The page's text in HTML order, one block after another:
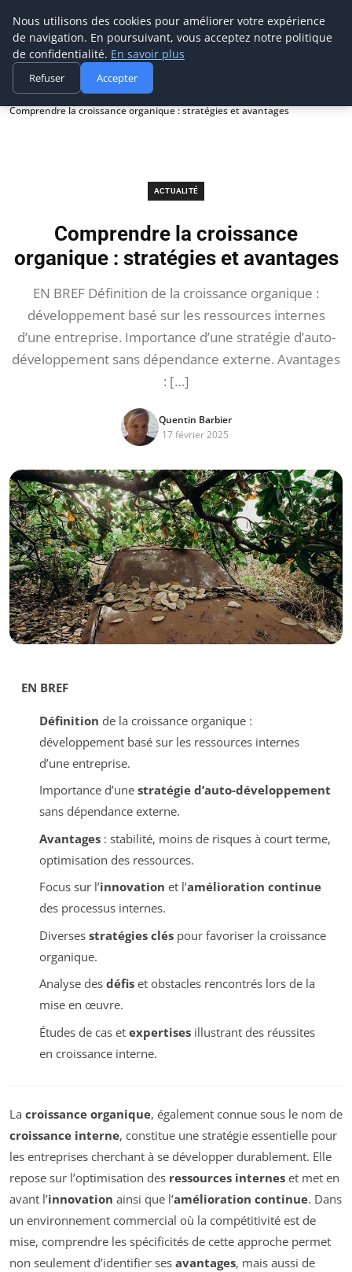
Prospection Pro
Accueil
Actualité
Comprendre la croissance organique : stratégies et avantages
ACTUALITÉ
Comprendre la croissance
organique : stratégies et avantages
EN BREF Définition de la croissance organique :
développement basé sur les ressources internes
d’une entreprise. Importance d’une stratégie d’auto-
développement sans dépendance externe. Avantages
: […]
Quentin Barbier
17 février 2025
EN BREF
Définition de la croissance organique :
développement basé sur les ressources internes
d’une entreprise.
Importance d’une stratégie d’auto-développement
sans dépendance externe.
Avantages: stabilité, moins de risques à court terme,
optimisation des ressources.
Focus sur l’innovation et l’amélioration continue
des processus internes.
Diverses stratégies cléspour favoriser la croissance
organique.
Analyse des défiset obstacles rencontrés lors de la
mise en œuvre.
Études de cas et expertisesillustrant des réussites
en croissance interne.
La croissance organique, également connue sous le nom de
croissance interne, constitue une stratégie essentielle pour
les entreprises cherchant à se développer durablement. Elle
repose sur l’optimisation des ressources internes et met en
avant l’innovation ainsi que l’amélioration continue. Dans
un environnement commercial où la compétitivité est de
mise, comprendre les spécificités de cette approche permet
non seulement d’identifier ses avantages, mais aussi de
Nous utilisons des cookies pour améliorer votre expérience
de navigation. En poursuivant, vous acceptez notre politique
de confidentialité. En savoir plus
Refuser Accepter